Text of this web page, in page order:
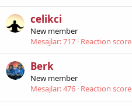
celikci
New member
Mesajlar 717 Reaction score
Berk
New member
Mesajlar 476 Reaction score